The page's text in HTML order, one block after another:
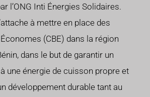
l’ONG Inti Énergies Solidaires.
à mettre en place des
(CBE) dans la région
dans le but de garantir un
une énergie de cuisson propre et
développement durable tant au